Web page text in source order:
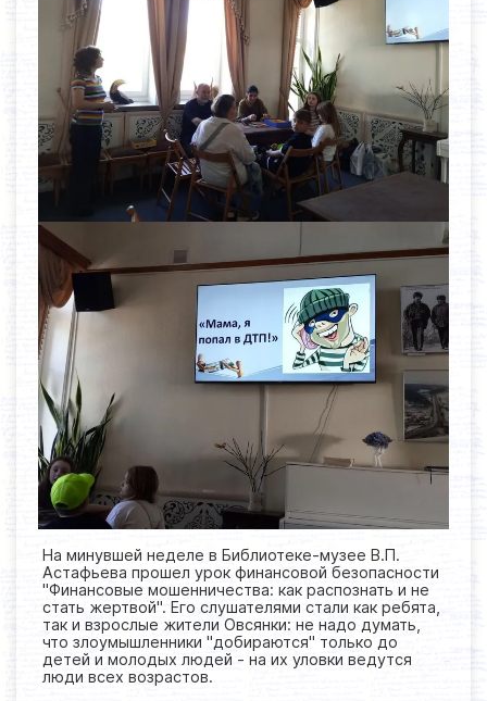
На минувшей неделе в Библиотеке-музее В.П.
Астафьева прошел урок финансовой безопасности
"Финансовые мошенничества: как распознать и не
стать жертвой". Его слушателями стали как ребята,
так и взрослые жители Овсянки: не надо думать,
что злоумышленники "добираются" только до
детей и молодых людей - на их уловки ведутся
люди всех возрастов.